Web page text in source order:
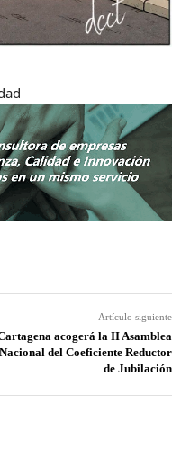
Artículo siguiente
acogerá la II Asamblea
Nacional del Coeficiente Reductor
de Jubilación